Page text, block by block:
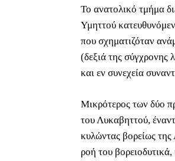
Το ανατολικό τμήμα
Υμηττού
που σχηματιζόταν
(δεξιά της σύγχρονης
και εν συνεχεία
Μικρότερος των δύο
του Λυκαβηττού,
κυλώντας βορείως
ροή του